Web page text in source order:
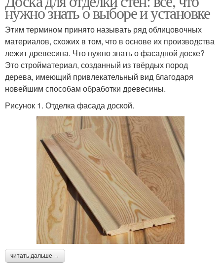
нужно знать о выборе и установке
Этим термином принято называть ряд облицовочных
материалов, схожих в том, что в основе их производства
лежит древесина. Что нужно знать о фасадной доске?
Это стройматериал, созданный из твёрдых пород
дерева, имеющий привлекательный вид благодаря
новейшим способам обработки древесины.
Рисунок 1. Отделка фасада доской.
читать дальше →